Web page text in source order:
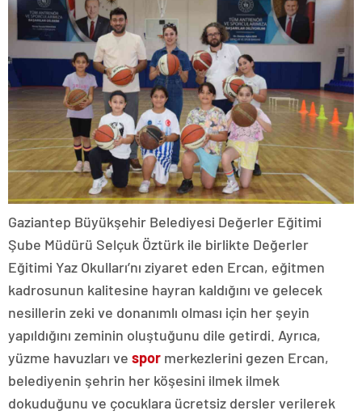
Gaziantep Büyükşehir Belediyesi Değerler Eğitimi
Şube Müdürü Selçuk Öztürk ile birlikte Değerler
Eğitimi Yaz Okulları’nı ziyaret eden Ercan, eğitmen
kadrosunun kalitesine hayran kaldığını ve gelecek
nesillerin zeki ve donanımlı olması için her şeyin
yapıldığını zeminin oluştuğunu dile getirdi. Ayrıca,
yüzme havuzları ve spor merkezlerini gezen Ercan,
belediyenin şehrin her köşesini ilmek ilmek
dokuduğunu ve çocuklara ücretsiz dersler verilerek